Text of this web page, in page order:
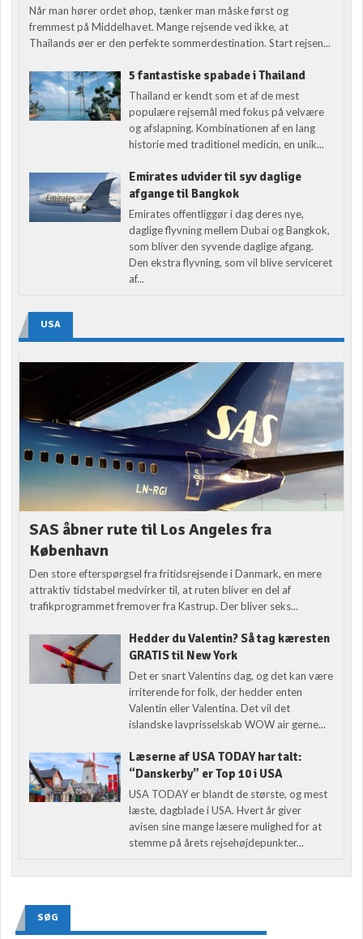
Når man hører ordet øhop, tænker man måske først og
fremmest på Middelhavet. Mange rejsende ved ikke, at
Thailands øer er den perfekte sommerdestination. Start rejsen...
5 fantastiske spabade i Thailand
Thailand er kendt som et af de mest
populære rejsemål med fokus på velvære
og afslapning. Kombinationen af en lang
historie med traditionel medicin, en unik...
Emirates udvider til syv daglige
afgange til Bangkok
Emirates offentliggør i dag deres nye,
daglige flyvning mellem Dubai og Bangkok,
som bliver den syvende daglige afgang.
Den ekstra flyvning, som vil blive serviceret
af...
USA
SAS åbner rute til Los Angeles fra
København
Den store efterspørgsel fra fritidsrejsende i Danmark, en mere
attraktiv tidstabel medvirker til, at ruten bliver en del af
trafikprogrammet fremover fra Kastrup. Der bliver seks...
Hedder du Valentin? Så tag kæresten
GRATIS til New York
Det er snart Valentins dag, og det kan være
irriterende for folk, der hedder enten
Valentin eller Valentina. Det vil det
islandske lavprisselskab WOW air gerne...
Læserne af USA TODAY har talt:
“Danskerby” er Top 10 i USA
USA TODAY er blandt de største, og mest
læste, dagblade i USA. Hvert år giver
avisen sine mange læsere mulighed for at
stemme på årets rejsehøjdepunkter...
SØG